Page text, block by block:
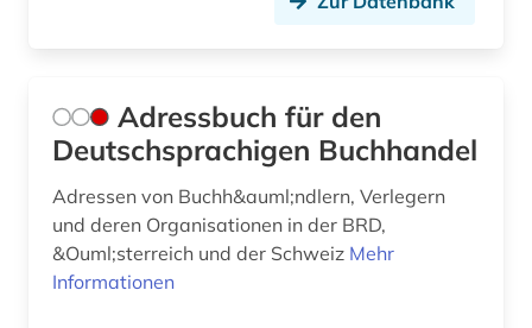
buchdruck (9)
bucheinband (3)
buchgeschichte (2)
Adressbuch für den
Deutschsprachigen Buchhandel
Adressen von Buchh&auml;ndlern, Verlegern
und deren Organisationen in der BRD,
&Ouml;sterreich und der Schweiz Mehr
Informationen